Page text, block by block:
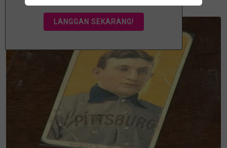
muda agar warisan itu tidak sekadar tersimpan
dalam helaian buku lama.
Keindahan itu turut terserlah ketika Hafiz mengajar
sekumpulan kanak-kanak membaca teromba.
Mereka bukan sekadar belajar melafazkan bait-bait
puisi, malah dididik mengenai adab kehidupan.
"Yang tua didahulukan. Yang muda beriring
belakang. Air seteguk penghilang dahaga. Makan
kita bersama membawa berkat."